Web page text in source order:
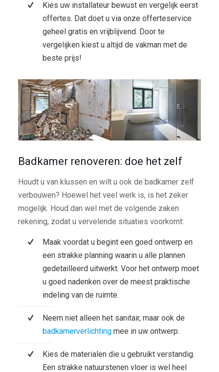
Kies uw installateur bewust en vergelijk eerst
offertes. Dat doet u via onze offerteservice
geheel gratis en vrijblijvend. Door te
vergelijken kiest u altijd de vakman met de
beste prijs!
Badkamer renoveren: doe het zelf
Houdt u van klussen en wilt u ook de badkamer zelf
verbouwen? Hoewel het veel werk is, is het zeker
mogelijk. Houd dan wel met de volgende zaken
rekening, zodat u vervelende situaties voorkomt:
Maak voordat u begint een goed ontwerp en
een strakke planning waarin u alle plannen
gedetailleerd uitwerkt. Voor het ontwerp moet
u goed nadenken over de meest praktische
indeling van de ruimte.
Neem niet alleen het sanitair, maar ook de
badkamerverlichtingmee in uw ontwerp.
Kies de materialen die u gebruikt verstandig.
Een strakke natuurstenen vloer is wel heel